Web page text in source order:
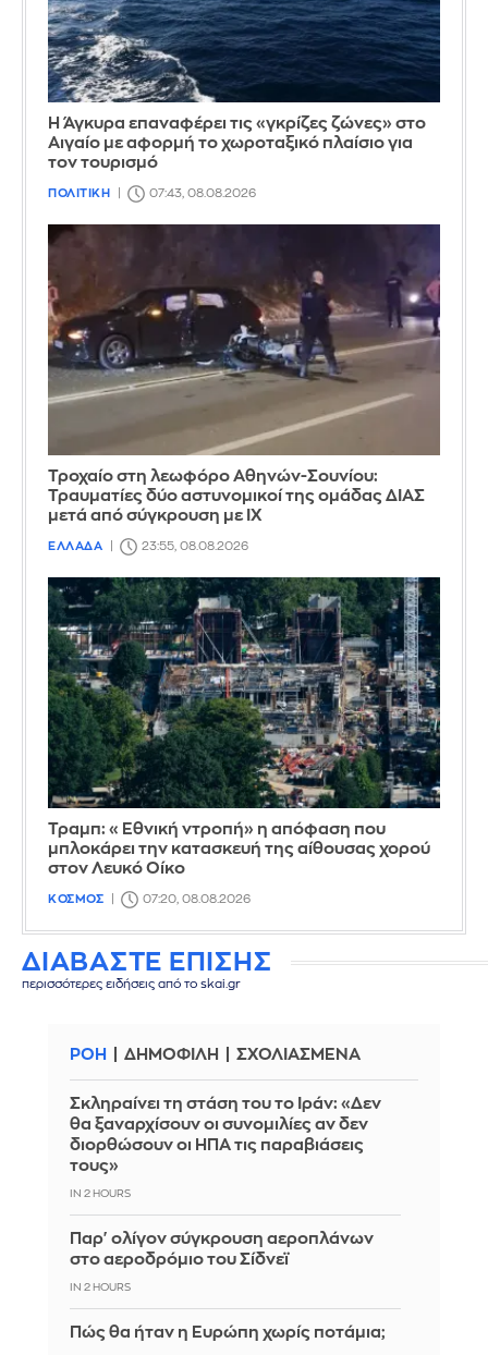
Η Άγκυρα επαναφέρει τις «γκρίζες ζώνες» στο
Αιγαίο με αφορμή το χωροταξικό πλαίσιο για
τον τουρισμό
ΠΟΛΙΤΙΚΗ 07:43, 08.08.2026
Τροχαίο στη λεωφόρο Αθηνών-Σουνίου:
Τραυματίες δύο αστυνομικοί της ομάδας ΔΙΑΣ
μετά από σύγκρουση με ΙΧ
ΕΛΛΑΔΑ 23:55, 08.08.2026
Τραμπ: «Εθνική ντροπή» η απόφαση που
μπλοκάρει την κατασκευή της αίθουσας χορού
στον Λευκό Οίκο
ΚΟΣΜΟΣ 07:20, 08.08.2026
ΔΙΑΒΑΣΤΕ ΕΠΙΣΗΣ
περισσότερες ειδήσεις από το skai.gr
ΡΟΗ ΔΗΜΟΦΙΛΗ ΣΧΟΛΙΑΣΜΕΝΑ
Σκληραίνει τη στάση του το Ιράν: «Δεν
θα ξαναρχίσουν οι συνομιλίες αν δεν
διορθώσουν οι ΗΠΑ τις παραβιάσεις
τους»
IN 2 HOURS
Παρ' ολίγον σύγκρουση αεροπλάνων
στο αεροδρόμιο του Σίδνεϊ
IN 2 HOURS
Πώς θα ήταν η Ευρώπη χωρίς ποτάμια;